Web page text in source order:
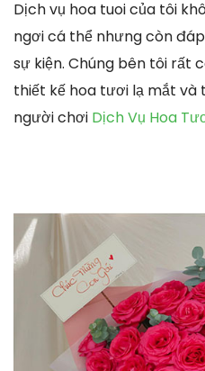
Dịch vụ hoa tuoi của tôi
ngơi cá thể nhưng còn
sự kiện. Chúng bên tôi rất
thiết kế hoa tươi lạ mắt và
người chơi Dịch Vụ Hoa